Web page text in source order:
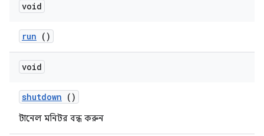
void
run ()
void
shutdown ()
টানেল মনিটর বন্ধ করুন